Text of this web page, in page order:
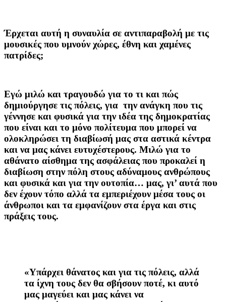
Έρχεται αυτή η συναυλία σε αντιπαραβολή με τις
μουσικές που υμνούν χώρες, έθνη και χαμένες
πατρίδες;
Εγώ μιλώ και τραγουδώ για το τι και πώς
δημιούργησε τις πόλεις, για την ανάγκη που τις
γέννησε και φυσικά για την ιδέα της δημοκρατίας
που είναι και το μόνο πολίτευμα που μπορεί να
ολοκληρώσει τη διαβίωσή μας στα αστικά κέντρα
και να μας κάνει ευτυχέστερους. Μιλώ για το
αθάνατο αίσθημα της ασφάλειας που προκαλεί η
διαβίωση στην πόλη στους αδύναμους ανθρώπους
και φυσικά και για την ουτοπία… μας, γι’ αυτά που
δεν έχουν τόπο αλλά τα εμπεριέχουν μέσα τους οι
άνθρωποι και τα εμφανίζουν στα έργα και στις
πράξεις τους.
«Υπάρχει θάνατος και για τις πόλεις, αλλά
τα ίχνη τους δεν θα σβήσουν ποτέ, κι αυτό
μας μαγεύει και μας κάνει να